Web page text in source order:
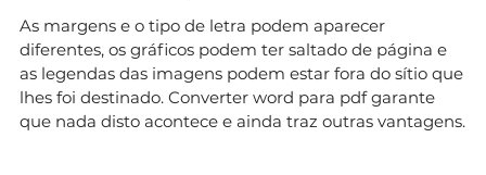
As margens e o tipo de letra podem aparecer
diferentes, os gráficos podem ter saltado de página e
as legendas das imagens podem estar fora do sítio que
lhes foi destinado. Converter word para pdf garante
que nada disto acontece e ainda traz outras vantagens.